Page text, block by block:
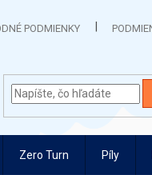
PODMIENKY
Zero Turn Píly